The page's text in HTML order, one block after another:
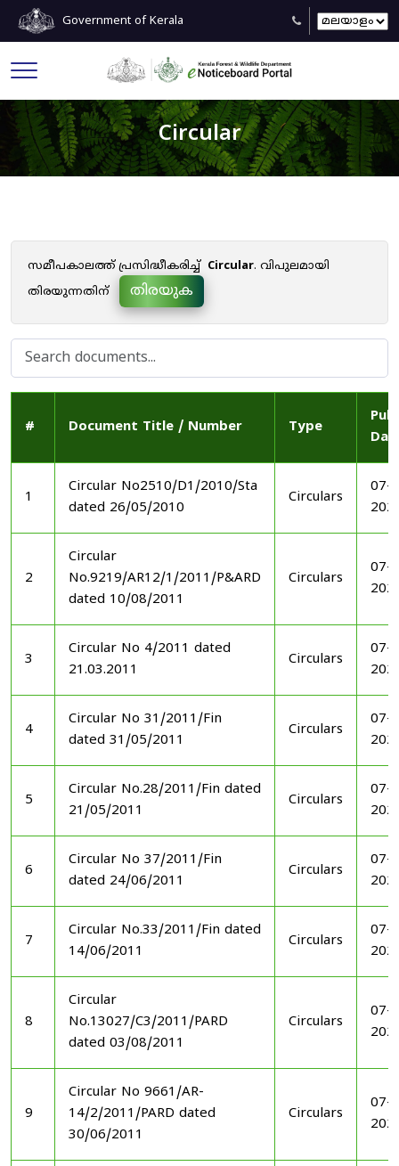
Government of Kerala
Circular
സമീപകാലത്ത് പ്രസിദ്ധീകരിച്ച് Circular. വിപുലമായി
തിരയുന്നതിന്
തിരയുക
# Document Title / Number Type
1
Circular No2510/D1/2010/Sta
dated 26/05/2010
Circulars
07-
2
Circular
No.9219/AR12/1/2011/P&ARD
dated 10/08/2011
Circulars
07-
3
Circular No 4/2011 dated
21.03.2011
Circulars
07-
4
Circular No 31/2011/Fin
dated 31/05/2011
Circulars
07-
5
Circular No.28/2011/Fin dated
21/05/2011
Circulars
07-
6
Circular No 37/2011/Fin
dated 24/06/2011
Circulars
07-
7
Circular No.33/2011/Fin dated
14/06/2011
Circulars
07-
8
Circular
No.13027/C3/2011/PARD
dated 03/08/2011
Circulars
07-
9
Circular No 9661/AR-
14/2/2011/PARD dated
30/06/2011
Circulars
07-